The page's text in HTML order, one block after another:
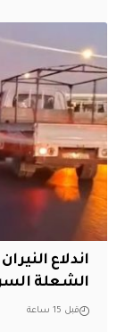
اندلاع
الشعلة
قبل 15 ساعة